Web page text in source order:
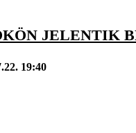
JELENTIK
19:40